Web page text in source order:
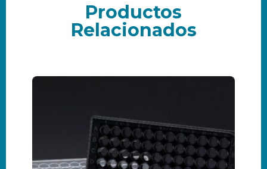
Productos
Relacionados